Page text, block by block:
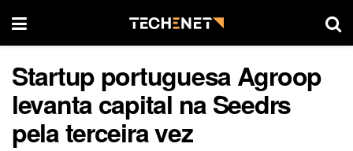
Startup portuguesa Agroop
levanta capital na Seedrs
pela terceira vez